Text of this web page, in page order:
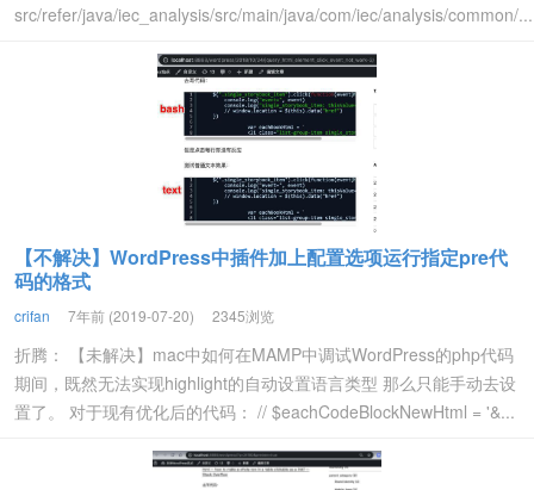
src/refer/java/iec_analysis/src/main/java/com/iec/analysis/common/...
【不解决】WordPress中插件加上配置选项运行指定pre代
码的格式
crifan 7年前 (2019-07-20) 2345浏览
折腾： 【未解决】mac中如何在MAMP中调试WordPress的php代码
期间，既然无法实现highlight的自动设置语言类型 那么只能手动去设
置了。 对于现有优化后的代码： // $eachCodeBlockNewHtml = '&...